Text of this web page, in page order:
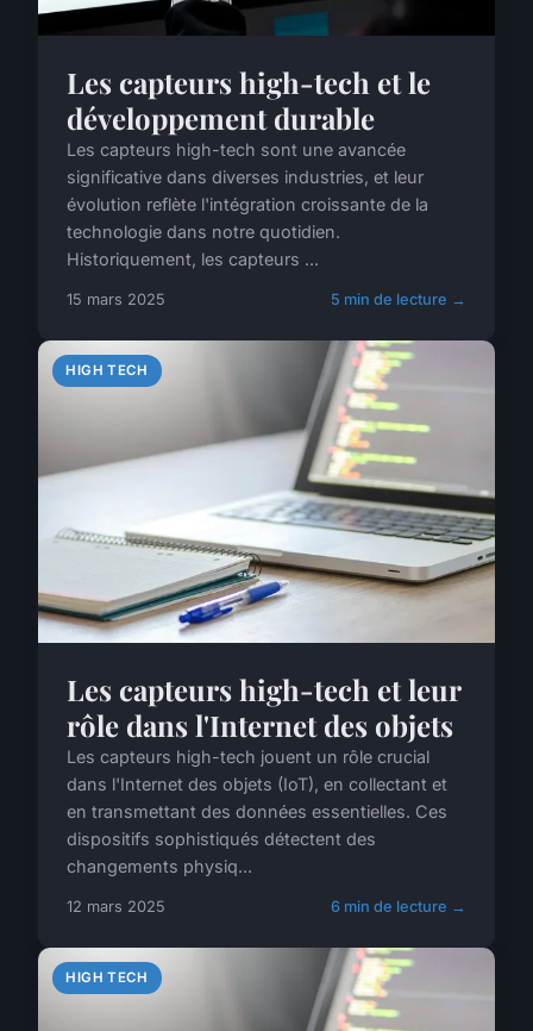
Les capteurs high-tech et le
développement durable
Les capteurs high-tech sont une avancée
significative dans diverses industries, et leur
évolution reflète l'intégration croissante de la
technologie dans notre quotidien.
Historiquement, les capteurs ...
15 mars 2025 5 min de lecture →
HIGH TECH
Les capteurs high-tech et leur
rôle dans l'Internet des objets
Les capteurs high-tech jouent un rôle crucial
dans l'Internet des objets (IoT), en collectant et
en transmettant des données essentielles. Ces
dispositifs sophistiqués détectent des
changements physiq...
12 mars 2025 6 min de lecture →
HIGH TECH